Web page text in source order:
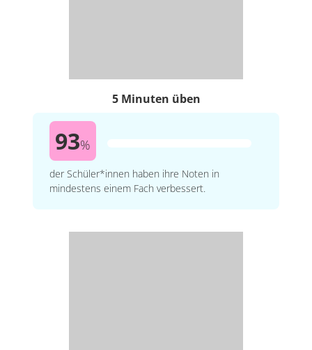
5 Minuten üben
93%
der Schüler*innen haben ihre Noten in
mindestens einem Fach verbessert.